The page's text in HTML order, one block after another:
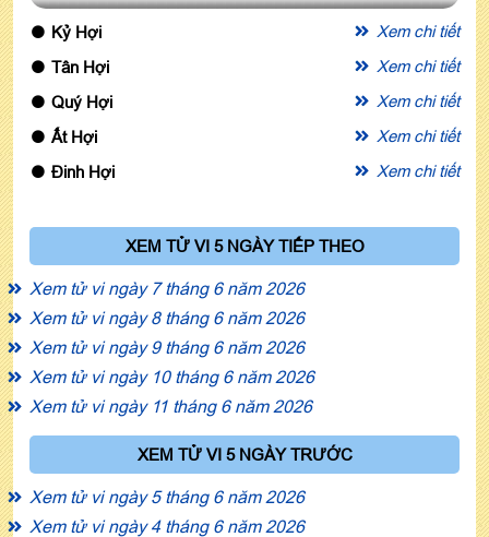
Kỷ Hợi
Xem chi tiết
Tân Hợi
Xem chi tiết
Quý Hợi
Xem chi tiết
Ất Hợi
Xem chi tiết
Đinh Hợi
Xem chi tiết
XEM TỬ VI 5 NGÀY TIẾP THEO
Xem tử vi ngày 7 tháng 6 năm 2026
Xem tử vi ngày 8 tháng 6 năm 2026
Xem tử vi ngày 9 tháng 6 năm 2026
Xem tử vi ngày 10 tháng 6 năm 2026
Xem tử vi ngày 11 tháng 6 năm 2026
XEM TỬ VI 5 NGÀY TRƯỚC
Xem tử vi ngày 5 tháng 6 năm 2026
Xem tử vi ngày 4 tháng 6 năm 2026